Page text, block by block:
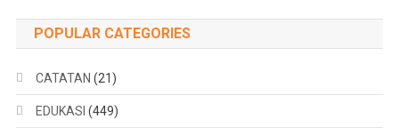
POPULAR CATEGORIES
CATATAN (21)
EDUKASI (449)